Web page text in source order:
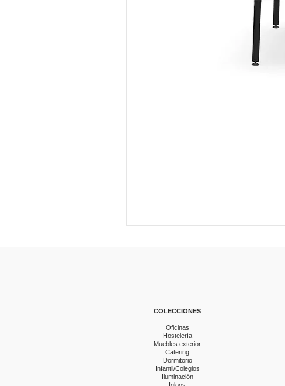
COLECCIONES
Oficinas
Hostelería
Muebles exterior
Catering
Dormitorio
Infantil/Colegios
Iluminación